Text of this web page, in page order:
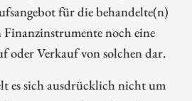
für die behandelte(n)
noch eine
oder Verkauf von solchen dar.
es sich ausdrücklich nicht um